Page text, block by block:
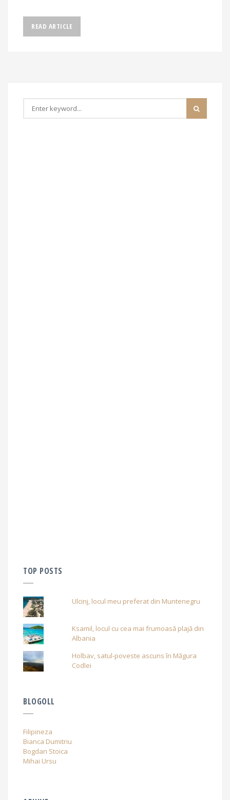
READ ARTICLE
TOP POSTS
Ulcinj, locul meu preferat din Muntenegru
Ksamil, locul cu cea mai frumoasă plajă din
Albania
Holbav, satul-poveste ascuns în Măgura
Codlei
BLOGOLL
Filipineza
Bianca Dumitriu
Bogdan Stoica
Mihai Ursu